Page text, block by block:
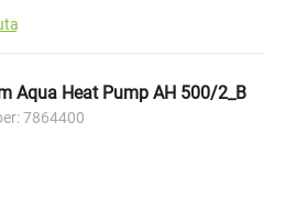
Aqua Heat Pump AH 500/2_B
7864400